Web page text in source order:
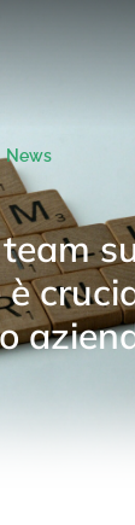
News
è